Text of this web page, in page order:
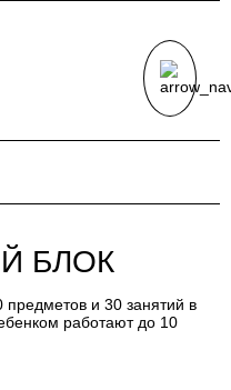
БЛОК
и 30 занятий в
работают до 10